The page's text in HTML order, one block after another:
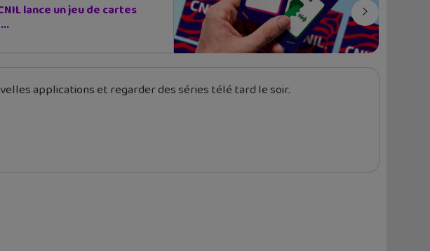
lance un jeu de cartes
applications et regarder des séries télé tard le soir.